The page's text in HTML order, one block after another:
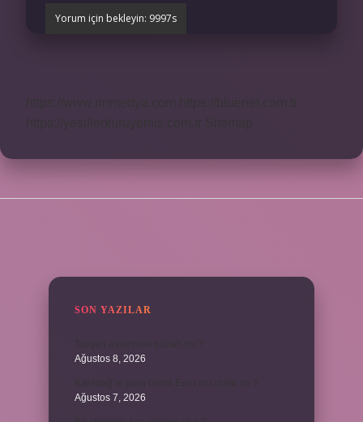
SON YAZILAR
Ağustos 8, 2026
Ağustos 7, 2026